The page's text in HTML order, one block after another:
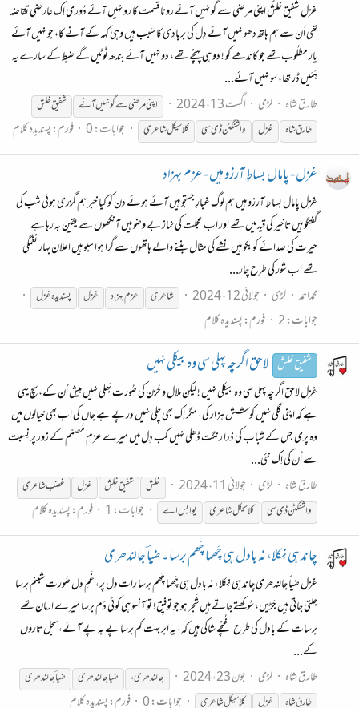
غزل شفیق خلشؔ اپنی مرضی سے گو نہیں آئے رونا قسمت کا رو نہیں آئے دُوری اِک عارضی تقاضہ
تھی اُن سے ہم ہاتھ دھو نہیں آئے دِل کی بربادی کا سَبب ہیں وہی کہہ کے آنے کا، جو نہیں آئے
یار مطلُوب تھے جو کاندھے کو ! دو ہی پہنچے تھے، دو نہیں آئے بندھ ٹوٹیں گے ضبط کے سارے یہ
ہَمَیں ڈر تھا، سو نہیں آئے...
طارق شاہ
لڑی اگست 13، 2024 اپنی مرضی سے گو نہیں آئے
شفیق خلش
طارق شاہ
غزل واشنگٹن ڈی سی کلاسیکل شاعری جوابات: 0 فورم:پسندیدہ کلام
غزل - پامال بساطِ آرزو ہیں - عزم بہزاد
غزل پامال بساطِ آرزو ہیں ہم لوگ غبارِ جستجو ہیں آئے ہوئے دن کو کیا خبر ہم گزری ہوئی شب کی
گفتگو ہیں تاخیر کی قید میں تھے اور اب عجلت کی نماز بے وضو ہیں آنکھوں سے یقین بہ رہا ہے
حیرت کی صدائے کو بکو ہیں نشے کی مثال بننے والے ہاتھوں سے گرا ہوا سبو ہیں اعلان بہار نغمگی
تھے اب شور کی طرح چار...
محمداحمد لڑی جولائی 12، 2024 شاعری عزم بہزاد غزل پسندیدہغزل
جوابات: 2 فورم:پسندیدہ کلام
شفیق خلش لاحق اگرچہ پہلی سی وہ بیکلی نہیں
غزل لاحق اگرچہ پہلی سی وہ بیکلی نہیں ! لیکن ملال و حُزن کی صُورت بَھلی نہیں ہیش اُن کے، سچ یہی
ہے کہ اپنی گلی نہیں کوشش ہزار کی، مگر اِک بھی چلی نہیں درپے ہے جاں کی اب بھی خیالوں میں
وہ پری جس کے شباب کی ذرا رنگت ڈھلی نہیں کب دِل میں میرے عزمِ مُصمّم کے زور پر نِسبت
سے اُن کی اِک نئی...
طارق شاہ
لڑی جولائی 11، 2024 خلش شفیق خلش غزل
غضب شاعری
واشنگٹن ڈی سی
کلاسیکل شاعری یو ایس اے جوابات: 1 فورم:پسندیدہ کلام
چاند ہی نِکلا، نہ بادل ہی چَھما چَھم برسا ۔ ضیاؔ جالندھری
غزل ضیاؔ جالندھری چاند ہی نِکلا، نہ بادل ہی چَھما چَھم برسا رات دِل پر، غَمِ دِل صُورتِ شبنم برسا
جلتی جاتی ہیں جَڑیں، سُوکھتے جاتے ہیں شَجر ہو جو توفیِق! تو آنسو ہی کوئی دَم برسا میرے ارمان تھے
برسات کے بادل کی طرح غُنچے شاکی ہیں کہ، یہ ابر بہت کم برسا پے بہ پے آئے، سجل تاروں
کے...
طارق شاہ
لڑی جون 23، 2024 جالندھری، ضیا جالندھری
ضیاؔ جالندھری
طارق شاہ
غزل کلاسیکل شاعری جوابات: 0 فورم:پسندیدہ کلام